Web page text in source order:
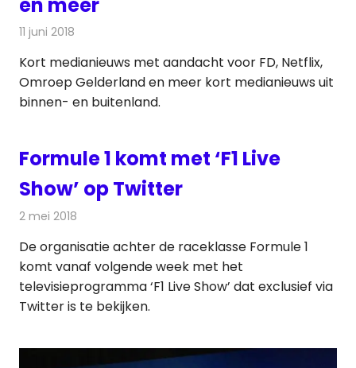
11 juni 2018
Kort medianieuws met aandacht voor FD, Netflix,
Omroep Gelderland en meer kort medianieuws uit
binnen- en buitenland.
Formule 1 komt met ‘F1 Live
Show’ op Twitter
2 mei 2018
De organisatie achter de raceklasse Formule 1
komt vanaf volgende week met het
televisieprogramma ‘F1 Live Show’ dat exclusief via
Twitter is te bekijken.